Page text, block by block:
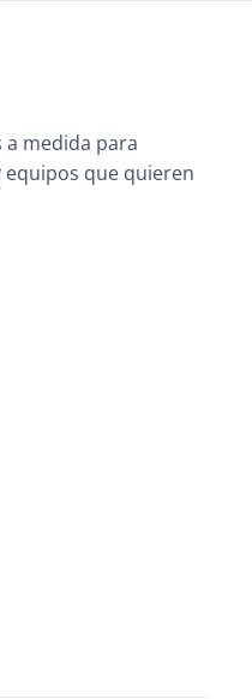
a medida para
equipos que quieren